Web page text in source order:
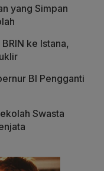
yang Simpan
ke Istana,
BI Pengganti
Swasta